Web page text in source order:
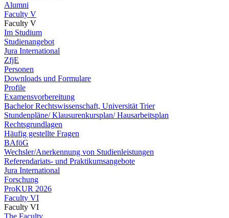
Alumni
Faculty V
Faculty V
Im Studium
Studienangebot
Jura International
ZfjE
Personen
Downloads und Formulare
Profile
Examensvorbereitung
Bachelor Rechtswissenschaft, Universität Trier
Stundenpläne/ Klausurenkursplan/ Hausarbeitsplan
Rechtsgrundlagen
Häufig gestellte Fragen
BAföG
Wechsler/Anerkennung von Studienleistungen
Referendariats- und Praktikumsangebote
Jura International
Forschung
ProKUR 2026
Faculty VI
Faculty VI
The Faculty